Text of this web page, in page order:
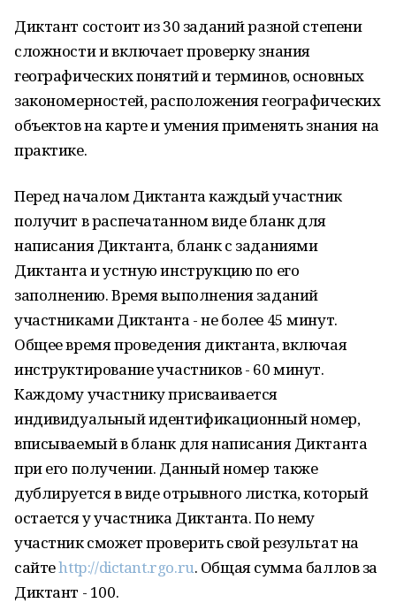
Диктант состоит из 30 заданий разной степени
сложности и включает проверку знания
географических понятий и терминов, основных
закономерностей, расположения географических
объектов на карте и умения применять знания на
практике.
Перед началом Диктанта каждый участник
получит в распечатанном виде бланк для
написания Диктанта, бланк с заданиями
Диктанта и устную инструкцию по его
заполнению. Время выполнения заданий
участниками Диктанта - не более 45 минут.
Общее время проведения диктанта, включая
инструктирование участников - 60 минут.
Каждому участнику присваивается
индивидуальный идентификационный номер,
вписываемый в бланк для написания Диктанта
при его получении. Данный номер также
дублируется в виде отрывного листка, который
остается у участника Диктанта. По нему
участник сможет проверить свой результат на
сайтеhttp://dictant.rgo.ru. Общая сумма баллов за
Диктант - 100.